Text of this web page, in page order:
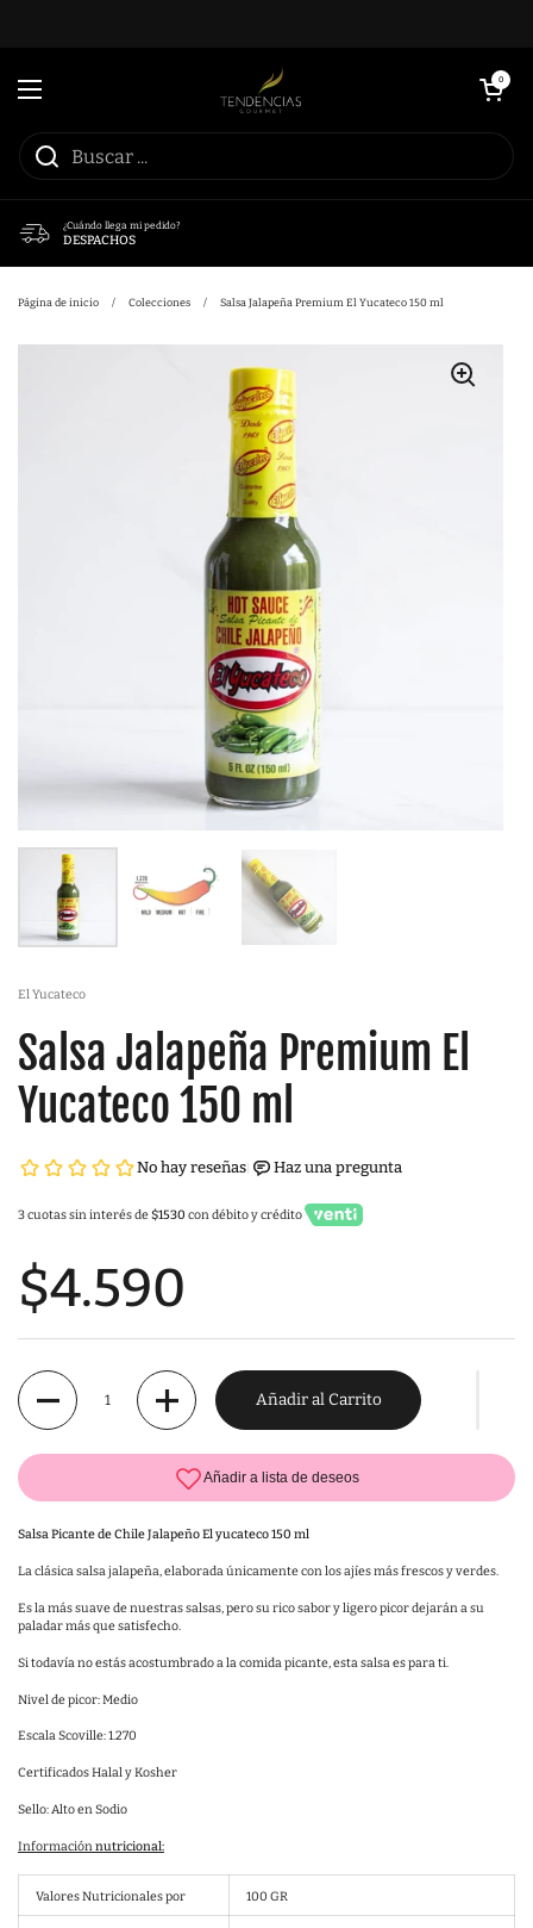
Abrir menú
Abrir carrito
0
¿Cuándo llega mi pedido?
DESPACHOS
Página de inicio / Colecciones / Salsa Jalapeña Premium El Yucateco 150 ml
El Yucateco
Salsa Jalapeña Premium El
Yucateco 150 ml
3 cuotas sin interés de$1530 con débito y crédito
$4.590
Cantidad
Añadir al Carrito
Salsa Picante de Chile Jalapeño El yucateco 150 ml
La clásica salsa jalapeña, elaborada únicamente con los ajíes más frescos y verdes.
Es la más suave de nuestras salsas, pero su rico sabor y ligero picor dejarán a su
paladar más que satisfecho.
Si todavía no estás acostumbrado a la comida picante, esta salsa es para ti.
Nivel de picor:Medio
Escala Scoville: 1.270
Certificados Halal y Kosher
Sello: Alto en Sodio
Informaciónnutricional:
Valores Nutricionales por 100 GR